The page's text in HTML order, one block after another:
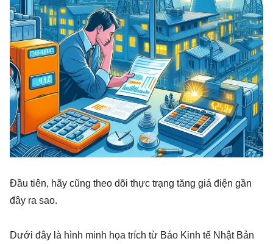
Đầu tiên, hãy cũng theo dõi thực trạng tăng giá điện gần
đây ra sao.
Dưới đây là hình minh họa trích từ Báo Kinh tế Nhật Bản